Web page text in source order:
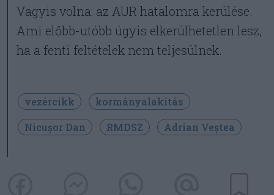
Vagyis volna: az AUR hatalomra kerülése.
Ami előbb-utóbb úgyis elkerülhetetlen lesz,
ha a fenti feltételek nem teljesülnek.
vezércikk
kormányalakítás
Nicușor Dan
RMDSZ Adrian Veștea